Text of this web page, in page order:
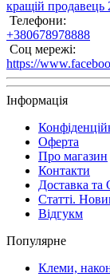
кращій продавець
Телефони:
+380678978888
Соц мережі:
https://
Інформація
Оферта
Про магазин
Контакти
Доставка та
Статті.
Відгукм
Популярне
Клеми,